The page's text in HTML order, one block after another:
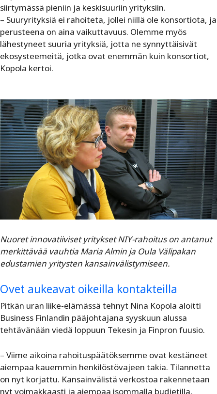
siirtymässä pieniin ja keskisuuriin yrityksiin.
– Suuryrityksiä ei rahoiteta, jollei niillä ole konsortiota, ja
perusteena on aina vaikuttavuus. Olemme myös
lähestyneet suuria yrityksiä, jotta ne synnyttäisivät
ekosysteemeitä, jotka ovat enemmän kuin konsortiot,
Kopola kertoi.
Nuoret innovatiiviset yritykset NIY-rahoitus on antanut
merkittävää vauhtia Maria Almin ja Oula Välipakan
edustamien yritysten kansainvälistymiseen.
Ovet aukeavat oikeilla kontakteilla
Pitkän uran liike-elämässä tehnyt Nina Kopola aloitti
Business Finlandin pääjohtajana syyskuun alussa
tehtävänään viedä loppuun Tekesin ja Finpron fuusio.
– Viime aikoina rahoituspäätöksemme ovat kestäneet
aiempaa kauemmin henkilöstövajeen takia. Tilannetta
on nyt korjattu. Kansainvälistä verkostoa rakennetaan
nyt voimakkaasti ja aiempaa isommalla budjetilla,